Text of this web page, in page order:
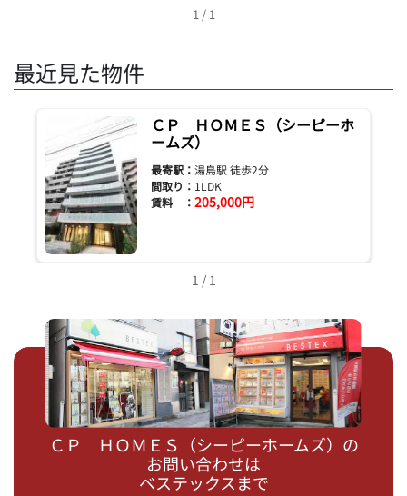
1 / 1
最近見た物件
ＣＰ ＨＯＭＥＳ（シーピーホ
ームズ）
最寄駅： 湯島駅 徒歩2分
間取り： 1LDK
賃料 ： 205,000円
1 / 1
ＣＰ ＨＯＭＥＳ（シーピーホームズ）の
お問い合わせは
ベステックスまで